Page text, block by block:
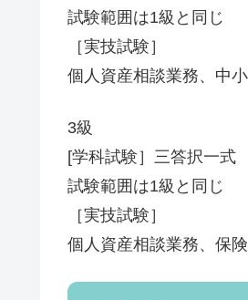
試験範囲は1級と同じ
［実技試験］
個人資産相談業務、中
3級
[学科試験］三答択一
試験範囲は1級と同じ
［実技試験］
個人資産相談業務、保